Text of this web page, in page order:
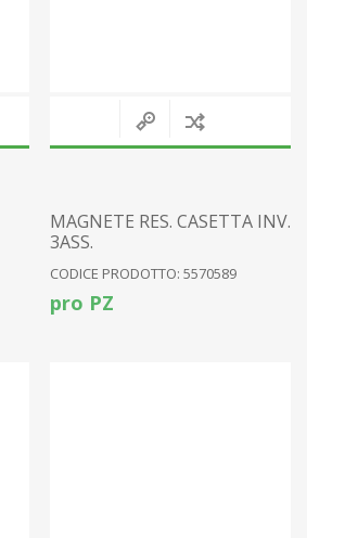
MAGNETE RES. CASETTA INV.
3ASS.
CODICE PRODOTTO: 5570589
pro PZ